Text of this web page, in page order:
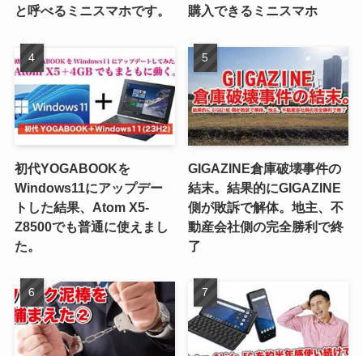
と呼べるミニスマホです。
購入できるミニスマホ
初代YOGABOOKを
Windows11にアップデー
トした結果、Atom X5-
Z8500でも普通に使えまし
た。
GIGAZINE倉庫破壊事件の
結末。結果的にGIGAZINE
側が敗訴で解体。地主、不
動産会社側の完全勝利で終
了